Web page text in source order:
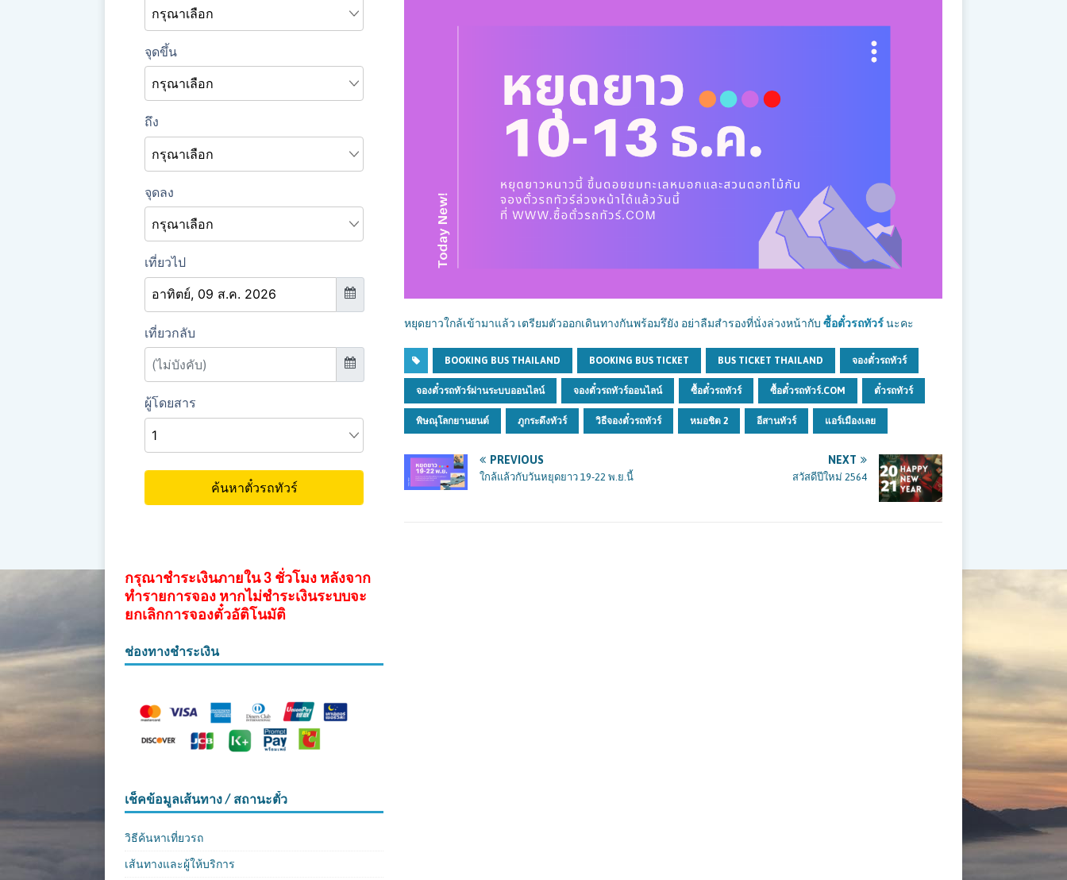
หยุดยาวใกล้เข้ามาแล้ว เตรียมตัวออกเดินทางกันพร้อมรึยัง อย่าลืมสำรองที่นั่งล่วงหน้ากับ ซื้อตั๋วรถทัวร์นะคะ
BOOKING BUS THAILAND BOOKING BUS TICKET BUS TICKET THAILAND จองตั๋วรถทัวร์
จองตั๋วรถทัวร์ผ่านระบบออนไลน์ จองตั๋วรถทัวร์ออนไลน์ ซื้อตั๋วรถทัวร์ ซื้อตั๋วรถทัวร์.COM ตั๋วรถทัวร์
พิษณุโลกยานยนต์ ภูกระดึงทัวร์ วิธีจองตั๋วรถทัวร์ หมอชิต 2 อีสานทัวร์ แอร์เมืองเลย
PREVIOUS
ใกล้แล้วกับวันหยุดยาว 19-22 พ.ย.นี้
NEXT
สวัสดีปีใหม่ 2564
กรุณาชำระเงินภายใน 3 ชั่วโมง หลังจาก
ทำรายการจอง หากไม่ชำระเงินระบบจะ
ยกเลิกการจองตั๋วอัติโนมัติ
ช่องทางชำระเงิน
เช็คข้อมูลเส้นทาง / สถานะตั๋ว
วิธีค้นหาเที่ยวรถ
เส้นทางและผู้ให้บริการ